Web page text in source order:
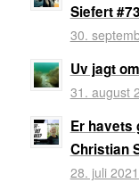
Siefert #73
30.
Uv jagt
31. august
Er havets
Christian
28. juli